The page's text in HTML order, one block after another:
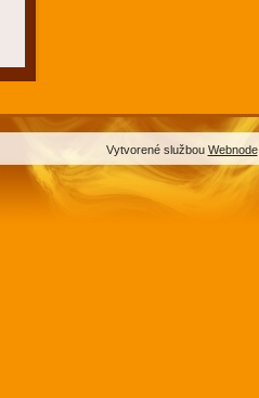
Vytvorené službou Webnode